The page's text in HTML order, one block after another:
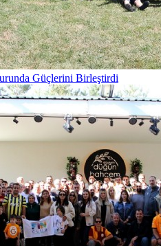
Güçlerini Birleştirdi